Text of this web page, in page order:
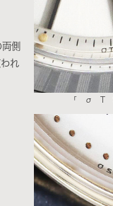
側
れ
「 σ T